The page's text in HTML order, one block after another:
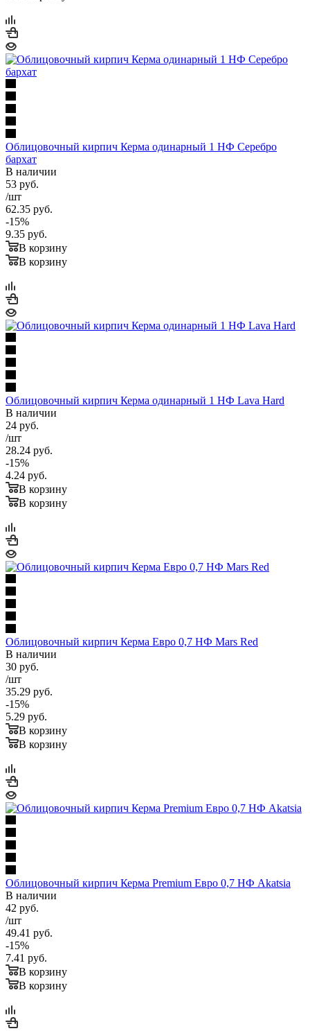
Облицовочный кирпич Керма одинарный 1 НФ Серебро
бархат
В наличии
53 руб.
/шт
62.35 руб.
-15%
9.35 руб.
В корзину
В корзину
Облицовочный кирпич Керма одинарный 1 НФ Lava Hard
В наличии
24 руб.
/шт
28.24 руб.
-15%
4.24 руб.
В корзину
В корзину
Облицовочный кирпич Керма Евро 0,7 НФ Mars Red
В наличии
30 руб.
/шт
35.29 руб.
-15%
5.29 руб.
В корзину
В корзину
Облицовочный кирпич Керма Premium Евро 0,7 НФ Akatsia
В наличии
42 руб.
/шт
49.41 руб.
-15%
7.41 руб.
В корзину
В корзину